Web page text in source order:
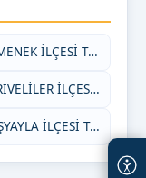
KARAMAN İLİ ERMENEK İLÇESİ TANITIM VİDEOSU
KARAMAN İLİ SARIVELİLER İLÇESİ TANITIM VİDEOSU
KARAMAN İLİ BAŞYAYLA İLÇESİ TANITIMI